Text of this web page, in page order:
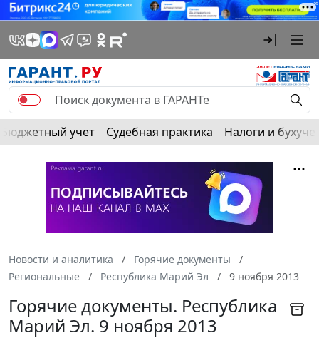
Бюджетный учет Судебная практика Налоги и
Новости и аналитика
Горячие документы
Региональные
Республика Марий Эл 9 ноября 2013
Горячие документы. Республика
Марий Эл. 9 ноября 2013